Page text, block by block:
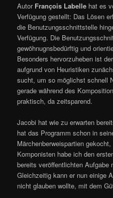
i
o
n
Autor François Labelle hat es
Verfügung gestellt: Das Lösen
die Benutzungsschnittstelle
Verfügung. Die
gewöhnugnsbedürftig und
Besonders hervorzuheben ist
aufgrund von Heuristiken
sucht, um so möglichst schnell
gerade während des
praktisch, da zeitsparend.
Jacobi hat wie zu erwarten
hat das Programm schon in
Märchenberweispartien
Komponisten habe ich den
bereits veröffentlichten Aufgabe
Gleichzeitig kann er nun einige
nicht glauben wollte, mit dem